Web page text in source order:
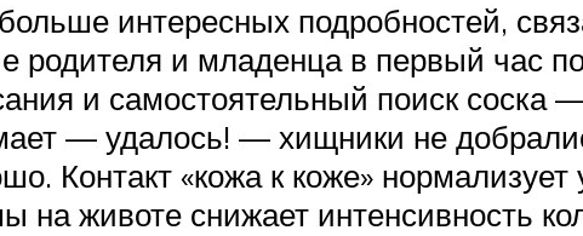
интересных подробностей,
родителя и младенца в первый час
и самостоятельный поиск
— удалось! — хищники не
Контакт «кожа к коже»
на животе снижает интенсивность